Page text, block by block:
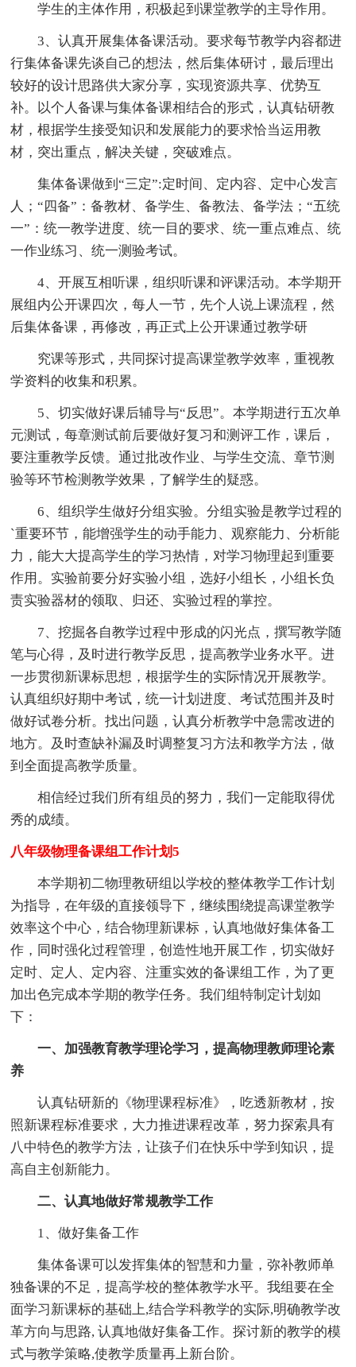
学生的主体作用，积极起到课堂教学的主导作用。
3、认真开展集体备课活动。要求每节教学内容都进
行集体备课先谈自己的想法，然后集体研讨，最后理出
较好的设计思路供大家分享，实现资源共享、优势互
补。以个人备课与集体备课相结合的形式，认真钻研教
材，根据学生接受知识和发展能力的要求恰当运用教
材，突出重点，解决关键，突破难点。
集体备课做到“三定”:定时间、定内容、定中心发言
人；“四备”：备教材、备学生、备教法、备学法；“五统
一”：统一教学进度、统一目的要求、统一重点难点、统
一作业练习、统一测验考试。
4、开展互相听课，组织听课和评课活动。本学期开
展组内公开课四次，每人一节，先个人说上课流程，然
后集体备课，再修改，再正式上公开课通过教学研
究课等形式，共同探讨提高课堂教学效率，重视教
学资料的收集和积累。
5、切实做好课后辅导与“反思”。本学期进行五次单
元测试，每章测试前后要做好复习和测评工作，课后，
要注重教学反馈。通过批改作业、与学生交流、章节测
验等环节检测教学效果，了解学生的疑惑。
6、组织学生做好分组实验。分组实验是教学过程的
`重要环节，能增强学生的动手能力、观察能力、分析能
力，能大大提高学生的学习热情，对学习物理起到重要
作用。实验前要分好实验小组，选好小组长，小组长负
责实验器材的领取、归还、实验过程的掌控。
7、挖掘各自教学过程中形成的闪光点，撰写教学随
笔与心得，及时进行教学反思，提高教学业务水平。进
一步贯彻新课标思想，根据学生的实际情况开展教学。
认真组织好期中考试，统一计划进度、考试范围并及时
做好试卷分析。找出问题，认真分析教学中急需改进的
地方。及时查缺补漏及时调整复习方法和教学方法，做
到全面提高教学质量。
相信经过我们所有组员的努力，我们一定能取得优
秀的成绩。
八年级物理备课组工作计划5
本学期初二物理教研组以学校的整体教学工作计划
为指导，在年级的直接领导下，继续围绕提高课堂教学
效率这个中心，结合物理新课标，认真地做好集体备工
作，同时强化过程管理，创造性地开展工作，切实做好
定时、定人、定内容、注重实效的备课组工作，为了更
加出色完成本学期的教学任务。我们组特制定计划如
下：
一、加强教育教学理论学习，提高物理教师理论素
养
认真钻研新的《物理课程标准》，吃透新教材，按
照新课程标准要求，大力推进课程改革，努力探索具有
八中特色的教学方法，让孩子们在快乐中学到知识，提
高自主创新能力。
二、认真地做好常规教学工作
1、做好集备工作
集体备课可以发挥集体的智慧和力量，弥补教师单
独备课的不足，提高学校的整体教学水平。我组要在全
面学习新课标的基础上,结合学科教学的实际,明确教学改
革方向与思路, 认真地做好集备工作。探讨新的教学的模
式与教学策略,使教学质量再上新台阶。